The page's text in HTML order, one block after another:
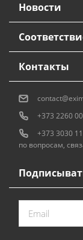
Новости
Контакты
+373 2260
+373 3030
по вопросам,